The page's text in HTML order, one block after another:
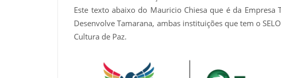
Este texto abaixo do Mauricio Chiesa que é da
Desenvolve Tamarana, ambas instituições que tem o
Cultura de Paz.